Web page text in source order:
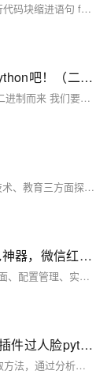
IF 条件判断 使用if语句，对条件进行判断 true则执行代码块缩进语句 false则不执行代码块缩进语句，如果有else 或 elif 则进入相应的规则中执行
（Python基础）新时代语言！一起学习Python吧！（二）：字符编码由来；Python字符串、字符串格式化；list集合和tuple元组区别
字符编码 我们要清楚，计算机最开始的表达都是由二进制而来 我们要想通过二进制来表示我们熟知的字符看看以下的变化 例如： 1 的二进制编码为 0000 0001 我们通过A这个字符，让其在计算机内部存储（现如今，A 字符在地址通常表示为65） 现在拿A举例： 在计算机内部 A字符，它本身表示为 65这个数，在计算机底层会转为二进制码 也意味着A字符在底层表示为 1000001 通过这样的字符表示进行转换，逐步发展为拥有127个字符的编码存储到计算机中，这个编码表也被称为ASCII编码。 但随时代变迁，ASCII编码逐渐暴露短板，全球有上百种语言，光是ASCII编码并不能够满足需求
本研究聚焦网络课程在线学习交流系统，从社会、技术、教育三方面探讨其发展背景与意义。系统借助Java、Spring Boot、MySQL、Vue等技术实现，融合云计算、大数据与人工智能，推动教育公平与教学模式创新，具有重要理论价值与实践意义。
微信自动抢红包免费版，2025微信抢红包神器，微信红包挂苹果版【python仅供学习】
这个模拟项目包含5个模块：核心监控逻辑、用户界面、配置管理、实用工具和主程序入口
过三色刷脸技术，过三色刷脸技术教程，插件过人脸python分享学习
三色刷脸技术是基于RGB三通道分离的人脸特征提取方法，通过分析人脸在不同颜色通道的特征差异